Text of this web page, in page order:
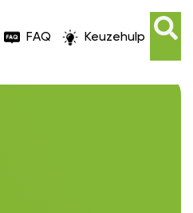
FAQ Keuzehulp